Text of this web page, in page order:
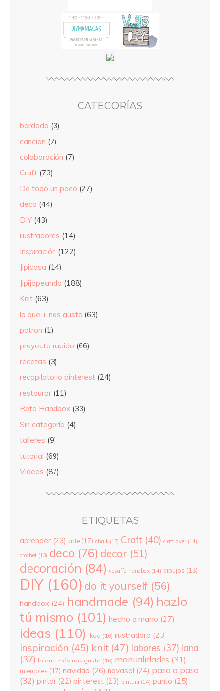
CATEGORÍAS
bordado (3)
cancion (7)
colaboración (7)
Craft (73)
De todo un poco (27)
deco (44)
DIY (43)
ilustradoras (14)
Inspiración (122)
Jipicasa (14)
Jipijapeando (188)
Knit (63)
lo que + nos gusta (63)
patron (1)
proyecto rapido (66)
recetas (3)
recopilatorio pinterest (24)
restaurar (11)
Reto Handbox (33)
Sin categoría (4)
talleres (9)
tutorial (69)
Videos (87)
ETIQUETAS
aprender (23) arte (17) chalk (13) Craft (40) craftlover (14)
crochet (13) deco (76) decor (51)
decoración (84) desafío handbox (14) dibujos (18)
DIY(160) do it yourself (56)
handbox (24) handmade (94) hazlo
tú mismo (101) hecho a mano (27)
ideas (110) ikea (16) ilustradora (23)
inspiración (45) knit (47) labores (37) lana
(37) lo que más nos gusta (16) manualidades (31)
miercoles (17) navidad (26) novasol (24) paso a paso
(32) pintar (22) pinterest (23) pintura (14) punto (25)